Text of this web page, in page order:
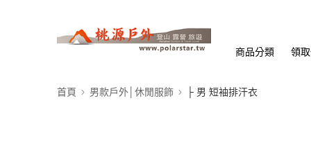
商品分類 領
首頁 男款戶外│休閒服飾 ├ 男 短袖排汗衣